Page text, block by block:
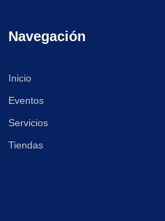
Navegación
Inicio
Eventos
Servicios
Tiendas